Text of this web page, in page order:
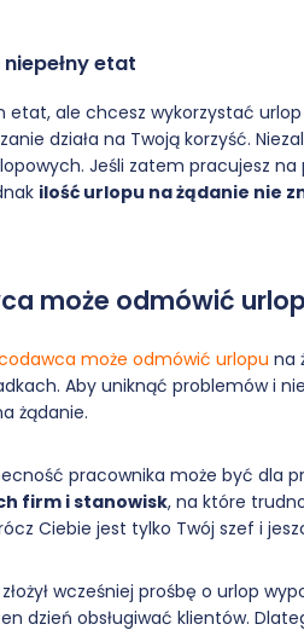
etat
etat, ale chcesz wykorzystać
działa na Twoją korzyść.
Jeśli zatem pracujesz na
ilość urlopu na żądanie nie
może odmówić
może odmówić urlopu na
Aby uniknąć problemów i
żądanie.
pracownika może być dla
firm i stanowisk, na które
Ciebie jest tylko Twój szef i
wcześniej prośbę o urlop
dzień obsługiwać klientów.